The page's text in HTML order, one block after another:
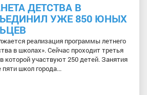
ДЕТСТВА В
УЖЕ 850 ЮНЫХ
реализация программы летнего
в школах». Сейчас проходит третья
которой участвуют 250 детей. Занятия
школ города...